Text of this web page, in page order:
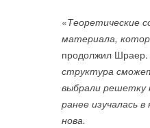
«Теоретические
материала,
продолжил
структура
выбрали решетку
ранее изучалась
нова.
Строительство
В конструкции
и оптимальное
позволить снизить